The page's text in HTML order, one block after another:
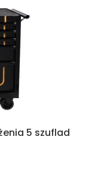
5 szuflad